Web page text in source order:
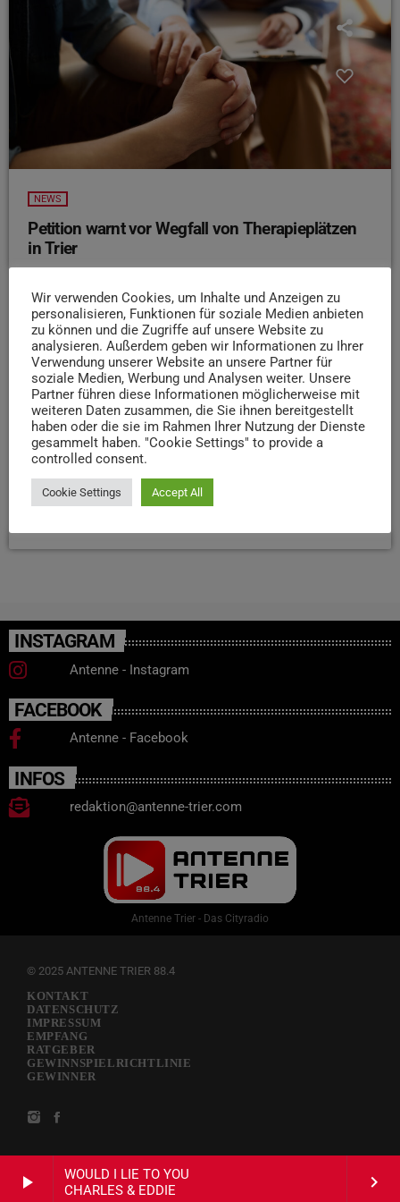
play_arrow
WOULD I LIE TO YOU
CHARLES & EDDIE
keyboard_arrow_right
NEWS
Petition warnt vor Wegfall von Therapieplätzen
in Trier
Zukunft der psychotherapeutischen Weiterbildung. Wie
die Uni Trier dem Volksfreund berichtet, könnten ohne
eine Reform hunderte Behandlungs- und
Ausbildungsplätze wegfallen. Grund ist die bundesweite
Neuregelung der Psychotherapeutenausbildung, die bis
2032 umgesetzt werden muss. Studierende warnen vor
einer Verschlechterung der Versorgung und fordern
schnelle Lösungen von der Universität. Die Hochschule
betont, man arbeite intensiv an einem Konzept, um die
Weiterbildung in Trier zu sichern.
INSTAGRAM
Antenne - Instagram
FACEBOOK
Antenne - Facebook
INFOS
redaktion@antenne-trier.com
Antenne Trier - Das Cityradio
© 2025 ANTENNE TRIER 88.4
KONTAKT
DATENSCHUTZ
IMPRESSUM
EMPFANG
RATGEBER
GEWINNSPIELRICHTLINIE
GEWINNER
Wir verwenden Cookies, um Inhalte und Anzeigen zu
personalisieren, Funktionen für soziale Medien anbieten
zu können und die Zugriffe auf unsere Website zu
analysieren. Außerdem geben wir Informationen zu Ihrer
Verwendung unserer Website an unsere Partner für
soziale Medien, Werbung und Analysen weiter. Unsere
Partner führen diese Informationen möglicherweise mit
weiteren Daten zusammen, die Sie ihnen bereitgestellt
haben oder die sie im Rahmen Ihrer Nutzung der Dienste
gesammelt haben. "Cookie Settings" to provide a
controlled consent.
Cookie Settings Accept All